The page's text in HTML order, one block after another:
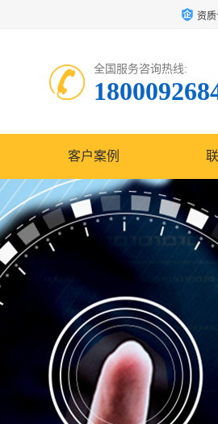
资质
全国服务咨询热线:
客户案例